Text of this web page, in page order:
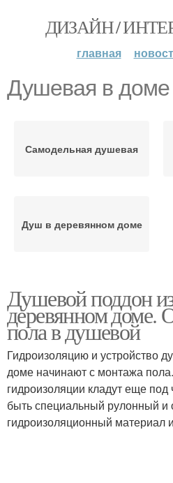
ДИЗАЙН /
главная
Душевая в доме
Самодельная душевая
Душ в деревянном доме
Душевой поддон
деревянном доме.
пола в душевой
Гидроизоляцию и устройство
доме начинают с монтажа
гидроизоляции кладут еще
быть специальный рулонный и
гидроизоляционный материал